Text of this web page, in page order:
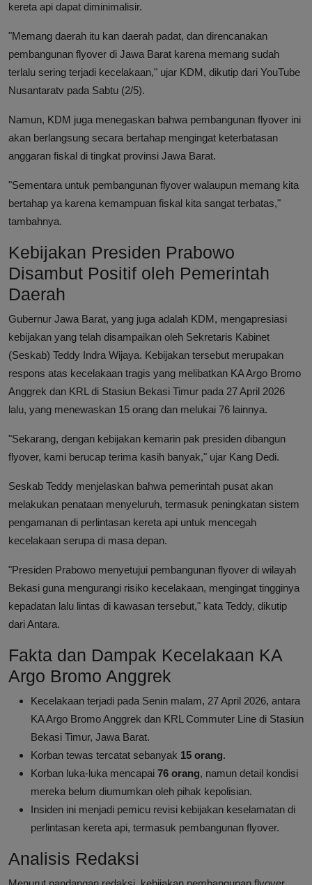
kereta api dapat diminimalisir.
"Memang daerah itu kan daerah padat, dan direncanakan
pembangunan flyover di Jawa Barat karena memang sudah
terlalu sering terjadi kecelakaan," ujar KDM, dikutip dari YouTube
Nusantaratv pada Sabtu (2/5).
Namun, KDM juga menegaskan bahwa pembangunan flyover ini
akan berlangsung secara bertahap mengingat keterbatasan
anggaran fiskal di tingkat provinsi Jawa Barat.
"Sementara untuk pembangunan flyover walaupun memang kita
bertahap ya karena kemampuan fiskal kita sangat terbatas,"
tambahnya.
Kebijakan Presiden Prabowo
Disambut Positif oleh Pemerintah
Daerah
Gubernur Jawa Barat, yang juga adalah KDM, mengapresiasi
kebijakan yang telah disampaikan oleh Sekretaris Kabinet
(Seskab) Teddy Indra Wijaya. Kebijakan tersebut merupakan
respons atas kecelakaan tragis yang melibatkan KA Argo Bromo
Anggrek dan KRL di Stasiun Bekasi Timur pada 27 April 2026
lalu, yang menewaskan 15 orang dan melukai 76 lainnya.
"Sekarang, dengan kebijakan kemarin pak presiden dibangun
flyover, kami berucap terima kasih banyak," ujar Kang Dedi.
Seskab Teddy menjelaskan bahwa pemerintah pusat akan
melakukan penataan menyeluruh, termasuk peningkatan sistem
pengamanan di perlintasan kereta api untuk mencegah
kecelakaan serupa di masa depan.
"Presiden Prabowo menyetujui pembangunan flyover di wilayah
Bekasi guna mengurangi risiko kecelakaan, mengingat tingginya
kepadatan lalu lintas di kawasan tersebut," kata Teddy, dikutip
dari Antara.
Fakta dan Dampak Kecelakaan KA
Argo Bromo Anggrek
Kecelakaan terjadi pada Senin malam, 27 April 2026, antara
KA Argo Bromo Anggrek dan KRL Commuter Line di Stasiun
Bekasi Timur, Jawa Barat.
Korban tewas tercatat sebanyak 15 orang.
Korban luka-luka mencapai 76 orang, namun detail kondisi
mereka belum diumumkan oleh pihak kepolisian.
Insiden ini menjadi pemicu revisi kebijakan keselamatan di
perlintasan kereta api, termasuk pembangunan flyover.
Analisis Redaksi